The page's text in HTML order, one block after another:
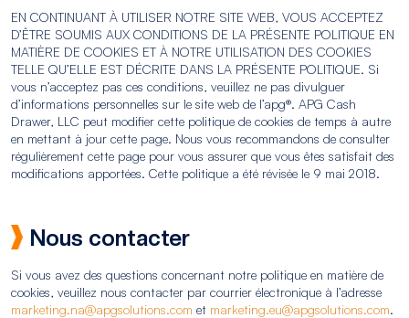
EN CONTINUANT À UTILISER NOTRE SITE WEB, VOUS ACCEPTEZ
D’ÊTRE SOUMIS AUX CONDITIONS DE LA PRÉSENTE POLITIQUE EN
MATIÈRE DE COOKIES ET À NOTRE UTILISATION DES COOKIES
TELLE QU’ELLE EST DÉCRITE DANS LA PRÉSENTE POLITIQUE. Si
vous n’acceptez pas ces conditions, veuillez ne pas divulguer
d’informations personnelles sur le site web de l’apg®. APG Cash
Drawer, LLC peut modifier cette politique de cookies de temps à autre
en mettant à jour cette page. Nous vous recommandons de consulter
régulièrement cette page pour vous assurer que vous êtes satisfait des
modifications apportées. Cette politique a été révisée le 9 mai 2018.
Nous contacter
Si vous avez des questions concernant notre politique en matière de
cookies, veuillez nous contacter par courrier électronique à l’adresse
marketing.na@apgsolutions.com et marketing.eu@apgsolutions.com.